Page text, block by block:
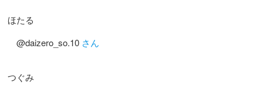
ほたる
@daizero_so.10 さん
つぐみ